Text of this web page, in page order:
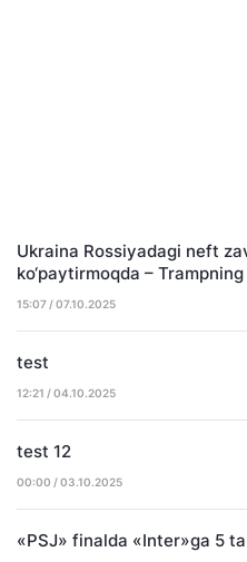
Ukraina Rossiyadagi neft
ko‘paytirmoqda –
15:07 / 07.10.2025
test
12:21 / 04.10.2025
test 12
00:00 / 03.10.2025
«PSJ» finalda «Inter»ga 5